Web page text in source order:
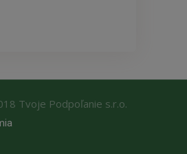
Tvoje Podpoľanie s.r.o.